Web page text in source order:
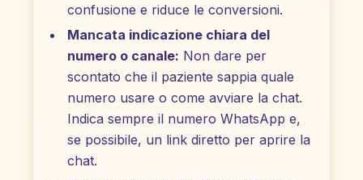
confusione e riduce le conversioni.
Mancata indicazione chiara del
numero o canale: Non dare per
scontato che il paziente sappia quale
numero usare o come avviare la chat.
Indica sempre il numero WhatsApp e,
se possibile, un link diretto per aprire la
chat.